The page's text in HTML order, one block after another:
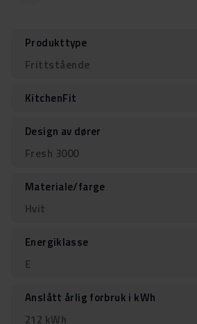
Produkttype
Frittstående
KitchenFit
Design av dører
Fresh 3000
Materiale/farge
Hvit
Energiklasse
E
Anslått årlig forbruk i kWh
212 kWh